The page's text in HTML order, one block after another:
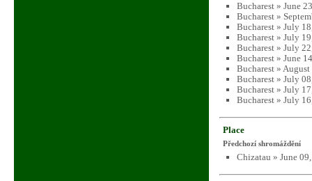
Bucharest » June
Bucharest »
Bucharest » July
Bucharest » July
Bucharest » July
Bucharest » June
Bucharest »
Bucharest » July
Bucharest » July
Bucharest » July
Place
Předchozí shromáždění
Chizatau » June